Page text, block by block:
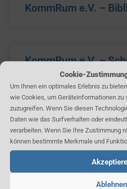
Cookie-
Um Ihnen ein optimales Erlebnis zu
wie Cookies, um Geräteinformationen zu
zuzugreifen. Wenn Sie diesen
Daten wie das Surfverhalten oder
verarbeiten. Wenn Sie Ihre Zustimmung
können bestimmte Merkmale und
Ablehnen
KommRum e.V. –
KommRum e.V. –